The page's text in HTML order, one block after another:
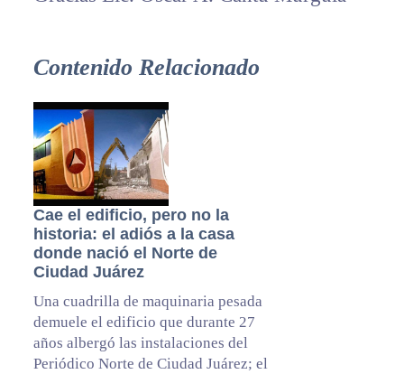
Contenido Relacionado
Cae el edificio, pero no la
historia: el adiós a la casa
donde nació el Norte de
Ciudad Juárez
Una cuadrilla de maquinaria pesada
demuele el edificio que durante 27
años albergó las instalaciones del
Periódico Norte de Ciudad Juárez; el